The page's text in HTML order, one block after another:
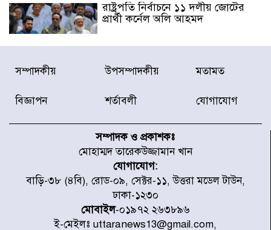
রাষ্ট্রপতি নির্বাচনে ১১ দলীয় জোটের
প্রার্থী কর্নেল অলি আহমদ
ডিএনসিসির সঙ্গে সমন্বয়ে পরিচ্ছন্নতার
নতুন উদ্যোগ নিকুঞ্জ-টানপাড়ায়
উদ্যোগে উত্তরা ১৩ নং সেক্টর-এ
পরিষ্কার-পরিচ্ছন্নতা অভিযান
ডিএমপির অভিযানে ২৪ ঘণ্টায় গ্রেপ্তার
৫০৪, উদ্ধার মাদক-অস্ত্র
সম্পাদকীয় উপসম্পাদকীয় মতামত
বিজ্ঞাপন শর্তাবলী যোগাযোগ
সম্পাদক ও প্রকাশকঃ
মোহাম্মদ তারেকউজ্জামান খান
যোগাযোগ:
বাড়ি-৩৮ (৪বি), রোড-০৯, সেক্টর-১১, উত্তরা মডেল টাউন,
ঢাকা-১২৩০
মোবাইল-০১৯৭২ ২৬৩৮৯৬
ই-মেইলঃ uttaranews13@gmail.com,